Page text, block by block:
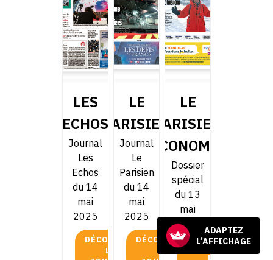
LES
ECHOS
Journal
Les
Echos
du 14
mai
2025
DÉCOUVRIR
LE
LE
PARISIEN
Journal
Le
Parisien
du 14
mai
2025
DÉCOUVRIR
LE
LE
PARISIEN
ECONOMIE
Dossier
spécial
du 13
mai
2025
DÉCOUVRIR
LE
ADAPTEZ
L’AFFICHAGE